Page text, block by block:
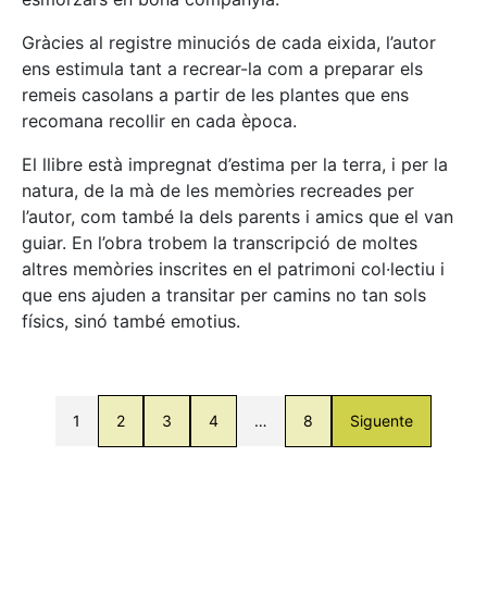
Gràcies al registre minuciós de cada eixida, l’autor
ens estimula tant a recrear-la com a preparar els
remeis casolans a partir de les plantes que ens
recomana recollir en cada època.
El llibre està impregnat d’estima per la terra, i per la
natura, de la mà de les memòries recreades per
l’autor, com també la dels parents i amics que el van
guiar. En l’obra trobem la transcripció de moltes
altres memòries inscrites en el patrimoni col·lectiu i
que ens ajuden a transitar per camins no tan sols
físics, sinó també emotius.
1 2 3 4 … 8 Siguente